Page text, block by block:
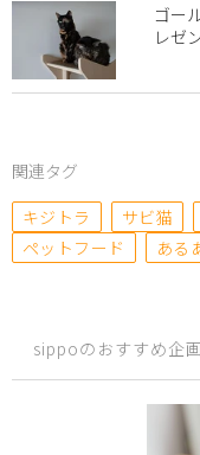
ゴー
レゼ
関連タグ
キジトラ
サビ猫
ペットフード
ある
sippoのおすすめ企画